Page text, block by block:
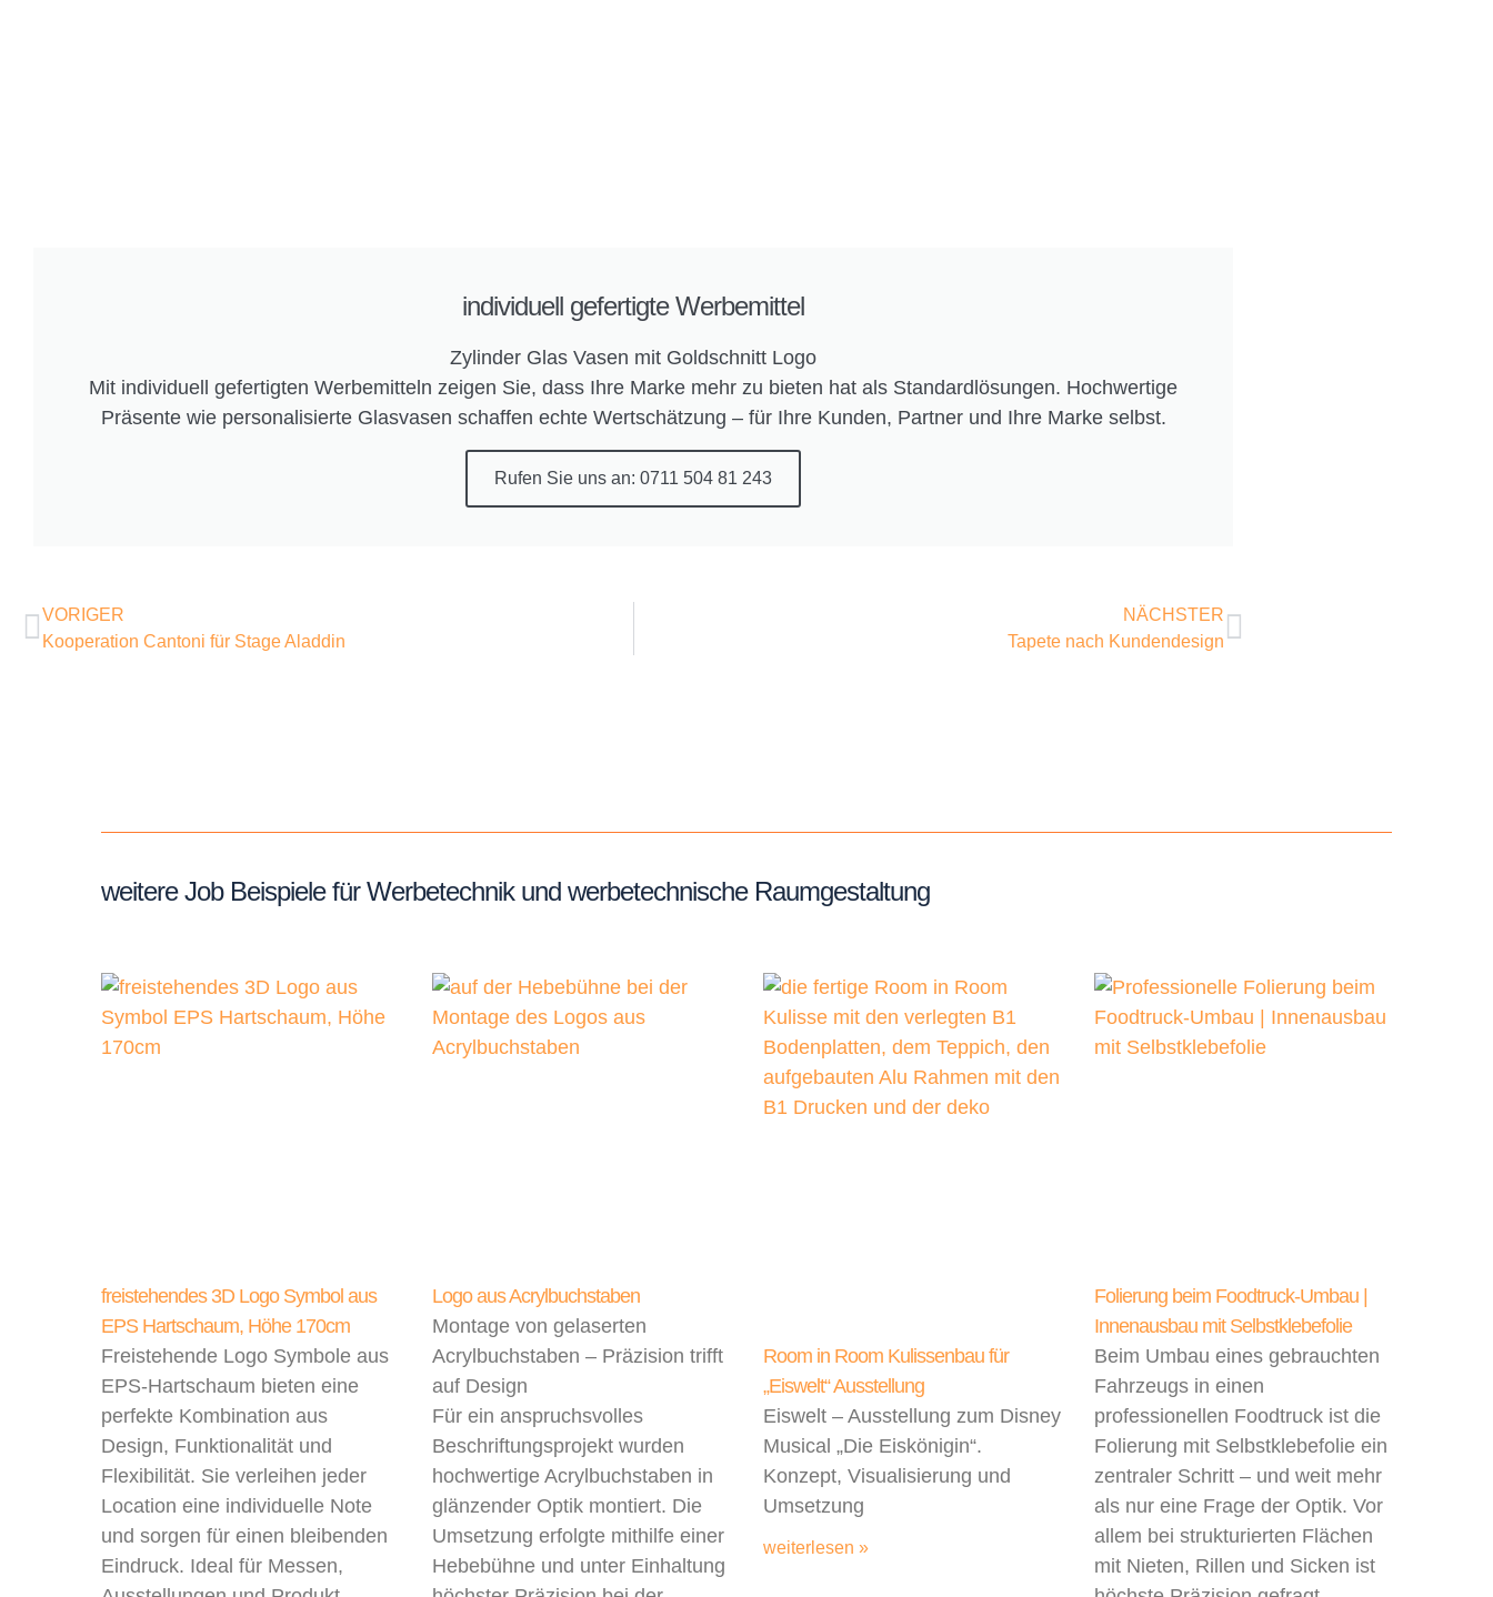
individuell gefertigte Werbemittel
Zylinder Glas Vasen mit Goldschnitt Logo
Mit individuell gefertigten Werbemitteln zeigen Sie, dass Ihre Marke mehr zu bieten hat als Standardlösungen. Hochwertige
Präsente wie personalisierte Glasvasen schaffen echte Wertschätzung – für Ihre Kunden, Partner und Ihre Marke selbst.
Rufen Sie uns an: 0711 504 81 243
VORIGER
Kooperation Cantoni für Stage Aladdin
NÄCHSTER
Tapete nach Kundendesign
weitere Job Beispiele für Werbetechnik und werbetechnische Raumgestaltung
freistehendes 3D Logo Symbol aus
EPS Hartschaum, Höhe 170cm
Freistehende Logo Symbole aus
EPS-Hartschaum bieten eine
perfekte Kombination aus
Design, Funktionalität und
Flexibilität. Sie verleihen jeder
Location eine individuelle Note
und sorgen für einen bleibenden
Eindruck. Ideal für Messen,
Logo aus Acrylbuchstaben
Montage von gelaserten
Acrylbuchstaben – Präzision trifft
auf Design
Für ein anspruchsvolles
Beschriftungsprojekt wurden
hochwertige Acrylbuchstaben in
glänzender Optik montiert. Die
Umsetzung erfolgte mithilfe einer
Hebebühne und unter Einhaltung
Room in Room Kulissenbau für
„Eiswelt“ Ausstellung
Eiswelt – Ausstellung zum Disney
Musical „Die Eiskönigin“.
Konzept, Visualisierung und
Umsetzung
weiterlesen »
Folierung beim Foodtruck-Umbau |
Innenausbau mit Selbstklebefolie
Beim Umbau eines gebrauchten
Fahrzeugs in einen
professionellen Foodtruck ist die
Folierung mit Selbstklebefolie ein
zentraler Schritt – und weit mehr
als nur eine Frage der Optik. Vor
allem bei strukturierten Flächen
mit Nieten, Rillen und Sicken ist